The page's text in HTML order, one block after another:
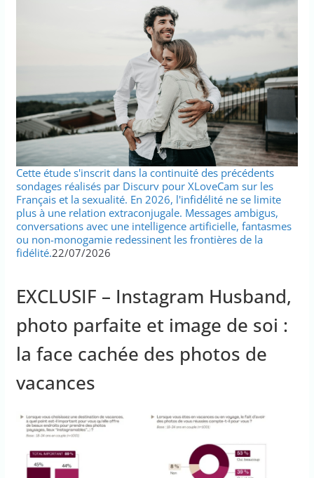
Cette étude s'inscrit dans la continuité des précédents
sondages réalisés par Discurv pour XLoveCam sur les
Français et la sexualité. En 2026, l'infidélité ne se limite
plus à une relation extraconjugale. Messages ambigus,
conversations avec une intelligence artificielle, fantasmes
ou non-monogamie redessinent les frontières de la
fidélité.22/07/2026
EXCLUSIF – Instagram Husband,
photo parfaite et image de soi :
la face cachée des photos de
vacances